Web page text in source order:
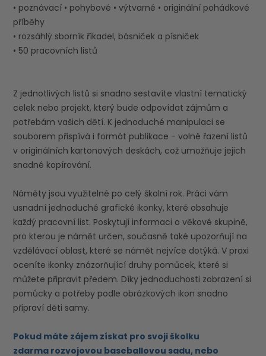
• poznávací • pohybové • výtvarné • originální pohádkové
příběhy
• rozsáhlý sborník říkadel, básniček a písniček
• 50 pracovních listů
Z jednotlivých listů si snadno sestavíte vlastní tematický
celek nebo projekt, který bude odpovídat zájmům a
potřebám vašich dětí. K jednoduché manipulaci se
souborem přispívá i formát publikace - volné řazení listů
v originálních kartonových deskách, což umožňuje jejich
snadné kopírování.
Náměty jsou využitelné po celý školní rok. Práci vám
usnadní jednoduché grafické ikonky, které obsahuje
každý pracovní list. Poskytují informaci o věkové skupině,
pro kterou je námět určen, současně také upozorňují na
vzdělávací oblast, které se námět nejvíce dotýká. V praxi
oceníte ikonky znázorňující druhy pomůcek, které si
můžete připravit předem. Díky jednoduchosti zobrazení si
pomůcky a potřeby podle obrázkových ikon snadno
připraví děti samy.
Pokud máte zájem získat pro svoji školku
zdarma rozvojovou baseballovou sadu, nebo